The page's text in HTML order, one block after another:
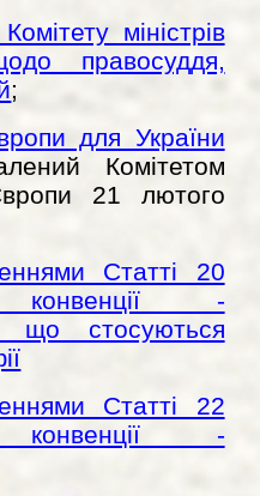
міністрів
правосуддя,
;
для України
Комітетом
21 лютого
Статті 20
конвенції -
що стосуються
Статті 22
конвенції -